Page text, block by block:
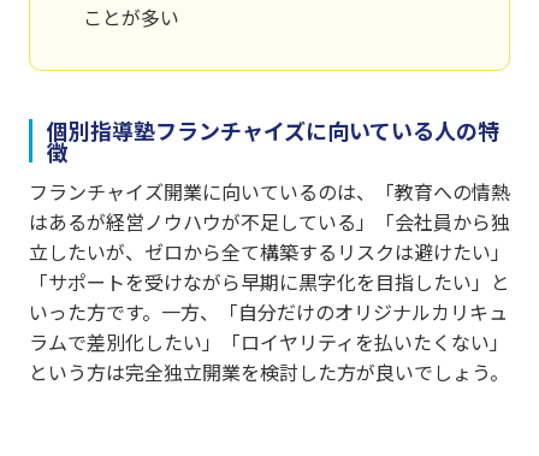
ことが多い
個別指導塾フランチャイズに向いている人の特
徴
フランチャイズ開業に向いているのは、「教育への情熱
はあるが経営ノウハウが不足している」「会社員から独
立したいが、ゼロから全て構築するリスクは避けたい」
「サポートを受けながら早期に黒字化を目指したい」と
いった方です。一方、「自分だけのオリジナルカリキュ
ラムで差別化したい」「ロイヤリティを払いたくない」
という方は完全独立開業を検討した方が良いでしょう。